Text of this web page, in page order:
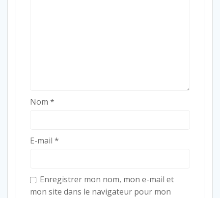
Nom *
E-mail *
Enregistrer mon nom, mon e-mail et
mon site dans le navigateur pour mon